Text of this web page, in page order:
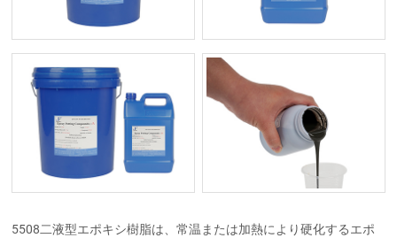
5508二液型エポキシ樹脂は、常温または加熱により硬化するエポ